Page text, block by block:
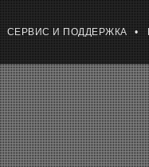
СЕРВИС И ПОДДЕРЖКА